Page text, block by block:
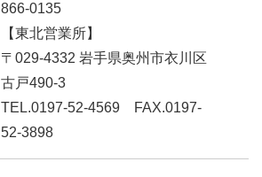
866-0135
【東北営業所】
〒029-4332 岩手県奥州市衣川区
古戸490-3
TEL.0197-52-4569 FAX.0197-
52-3898